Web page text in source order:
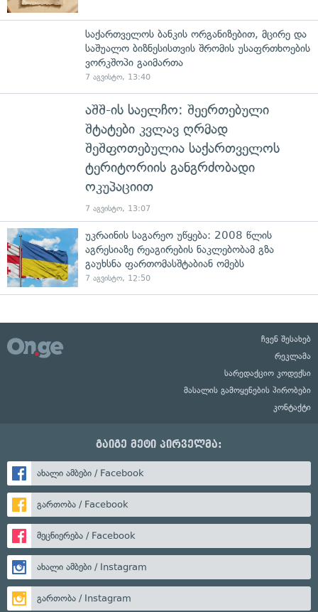
საქართველოს ბანკის ორგანიზებით, მცირე და
საშუალო ბიზნესისთვის შრომის უსაფრთხოების
ვორკშოპი გაიმართა
7 აგვისტო, 13:40
აშშ-ის საელჩო: შეერთებული
შტატები კვლავ ღრმად
შეშფოთებულია საქართველოს
ტერიტორიის განგრძობადი
ოკუპაციით
7 აგვისტო, 13:07
უკრაინის საგარეო უწყება: 2008 წლის
აგრესიაზე რეაგირების ნაკლებობამ გზა
გაუხსნა ფართომასშტაბიან ომებს
7 აგვისტო, 12:50
ჩვენ შესახებ
რეკლამა
სარედაქციო კოდექსი
მასალის გამოყენების პირობები
კონტაქტი
გაიგე მეტი პირველმა:
ახალი ამბები / Facebook
გართობა / Facebook
მეცნიერება / Facebook
ახალი ამბები / Instagram
გართობა / Instagram